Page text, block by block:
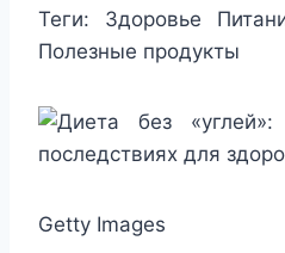
Теги: Здоровье
Полезные продукты
Getty Images